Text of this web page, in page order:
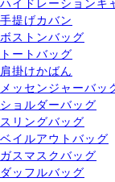
手提げカバン
ボストンバッグ
トートバッグ
肩掛けかばん
メッセンジャーバッ
ショルダーバッグ
スリングバッグ
ベイルアウトバッグ
ガスマスクバッグ
ダッフルバッグ